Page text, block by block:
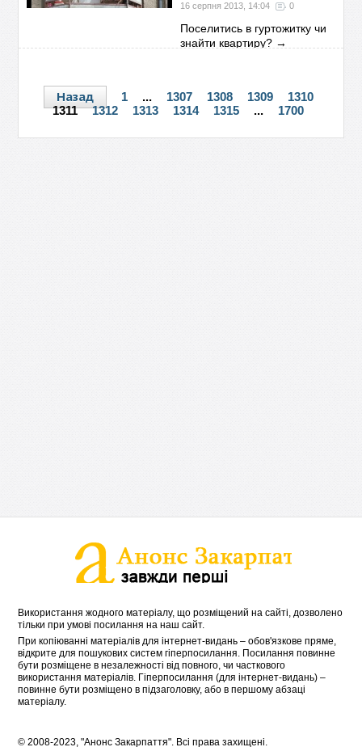
16 серпня 2013, 14:04 0
Поселитись в гуртожитку чи
знайти квартиру? →
Назад 1 ... 1307 1308 1309
1310
1311
1312 1313 1314 1315 ... 1700
Використання жодного матеріалу, що розміщений на сайті, дозволено
тільки при умові посилання на наш сайт.
При копіюванні матеріалів для інтернет-видань – обов'язкове пряме,
відкрите для пошукових систем гіперпосилання. Посилання повинне
бути розміщене в незалежності від повного, чи часткового
використання матеріалів. Гіперпосилання (для інтернет-видань) –
повинне бути розміщено в підзаголовку, або в першому абзаці
матеріалу.
© 2008-2023, "Анонс Закарпаття". Всі права захищені.